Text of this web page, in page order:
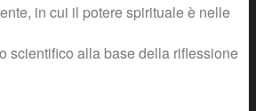
in cui il potere spirituale è nelle
scientifico alla base della riflessione